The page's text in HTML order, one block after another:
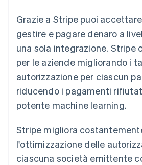
Grazie a Stripe puoi
gestire e pagare denaro a
una sola integrazione. Stripe
per le aziende migliorando i
autorizzazione per ciascun
riducendo i pagamenti
potente machine learning.
Stripe migliora
l'ottimizzazione delle
ciascuna società emittente